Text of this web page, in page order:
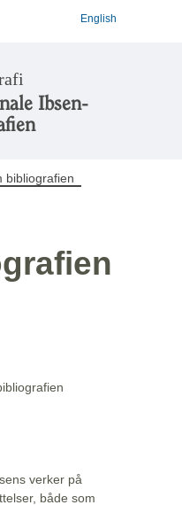
English
Ibsen-
bibliografien
verker på
både som